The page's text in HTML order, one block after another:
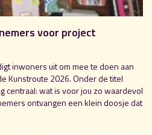
voor project
inwoners uit om mee te doen aan
Kunstroute 2026. Onder de titel
centraal: wat is voor jou zo waardevol
ontvangen een klein doosje dat